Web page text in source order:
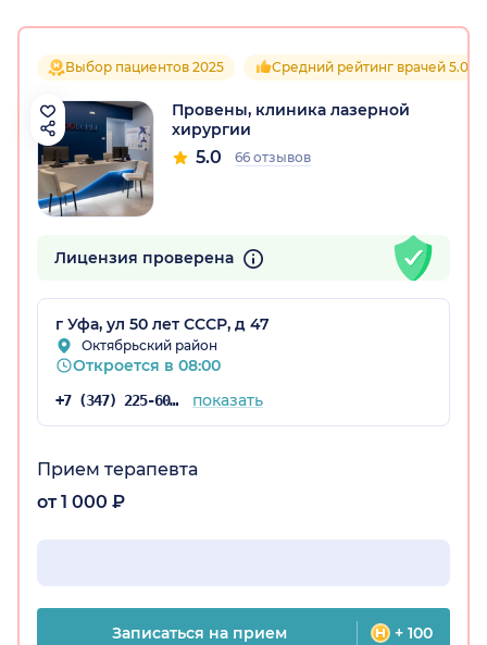
Выбор пациентов 2025 Средний рейтинг врачей 5.0
Провены, клиника лазерной
хирургии
5.0 66 отзывов
Лицензия проверена
г Уфа, ул 50 лет СССР, д 47
Октябрьский район
Откроется в 08:00
+7 (347) 225-60-82 показать
Прием терапевта
от 1 000 ₽
Записаться на прием + 100